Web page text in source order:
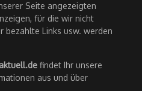
Seite angezeigten
für die wir nicht
Links usw. werden
findet Ihr unsere
aus und über